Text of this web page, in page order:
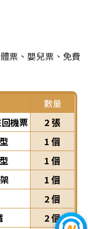
票、嬰兒票、免費
數量
機票
2 張
1 個
1 個
1 個
2 個
2 個